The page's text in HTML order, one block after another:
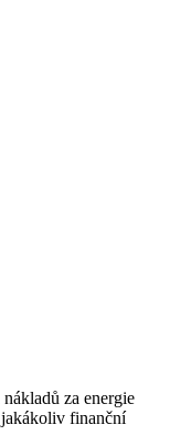
za energie
jakákoliv finanční